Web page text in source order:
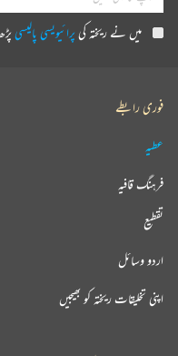
میں نے ریختہ کیپرائیویسی پالیسی
فوری رابطے
عطیہ
فرہنگ قافیہ
تقطیع
اردو وسائل
اپنی تخلیقات ریختہ کو بھیجیں